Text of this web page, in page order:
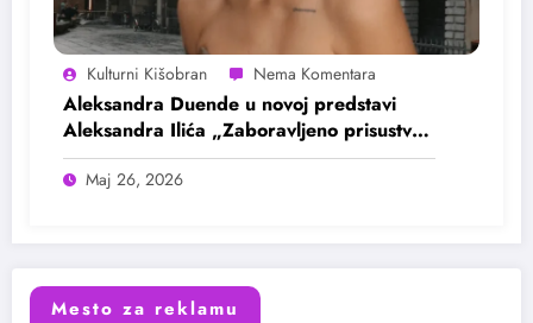
Kulturni Kišobran
Aleksandra Duende u novoj predstavi
Aleksandra Ilića „Zaboravljeno prisustvo:
Povratak izvoru“ na šestom Festivalu
SOLAMaj 26, 2026
Mesto za reklamu